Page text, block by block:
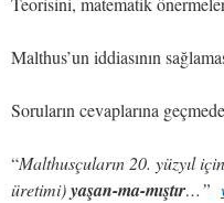
Malthus’un iddiasının
Soruların cevaplarına
“Malthusçuların 20. yüzyıl
üretimi)yaşan-ma-mıştır…”